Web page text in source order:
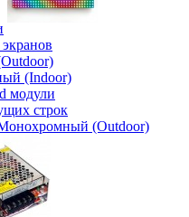
(Indoor)
модули
строк
(Outdoor)